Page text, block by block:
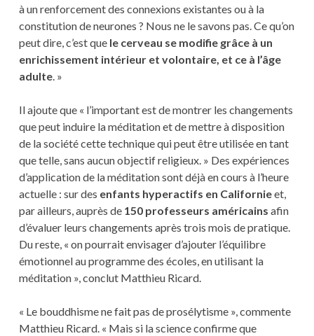
à un renforcement des connexions existantes ou à la
constitution de neurones ? Nous ne le savons pas. Ce qu’on
peut dire, c’est que le cerveau se modifie grâce à un
enrichissement intérieur et volontaire, et ce à l’âge
adulte. »
Il ajoute que « l’important est de montrer les changements
que peut induire la méditation et de mettre à disposition
de la société cette technique qui peut être utilisée en tant
que telle, sans aucun objectif religieux. » Des expériences
d’application de la méditation sont déjà en cours à l’heure
actuelle : sur des enfants hyperactifs en Californieet,
par ailleurs, auprès de 150 professeurs américains afin
d’évaluer leurs changements après trois mois de pratique.
Du reste, « on pourrait envisager d’ajouter l’équilibre
émotionnel au programme des écoles, en utilisant la
méditation », conclut Matthieu Ricard.
« Le bouddhisme ne fait pas de prosélytisme », commente
Matthieu Ricard. « Mais si la science confirme que